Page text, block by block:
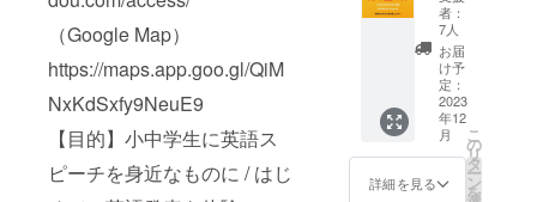
（Google Map）
https://maps.app.goo.gl/QiM
NxKdSxfy9NeuE9
【目的】小中学生に英語ス
ピーチを身近なものに / はじ
現在、
京都芸
術大学
客員教
授、
NPO学
習学協
会代表
理事、
一般社
香里ヌ
ヴェー
ル学院
小学校
学校長
を経て
現職。
テンプ
ル大学
大学院
Kids'
Mom代
表理事
オギク
ボカ
フェ
English
School
TEDx
す。
URLを
メール
にてお
送りし
ます。
【ピグ
子プロ
ださ
い。 ●
計3回の
オンラ
インス
ピーチ
グルー
プ講習
１回目
ます。
●２名続
けてス
ピーチ
を行い
ます。
●２名本
人のス
ピーチ
（第１
akupsu
ginami
@gmail
.com）
●2023
年12月
27日
(水)杉並
公会堂
「はじ
UP！
EAK
UP！
「はじ
めての
英語発
表」観
覧席 ●
当日受
付にて
者：
7人
お届
け予
定：
2023
年12
月
詳細を見る
こ
の
リ
タ
ー
ン
を